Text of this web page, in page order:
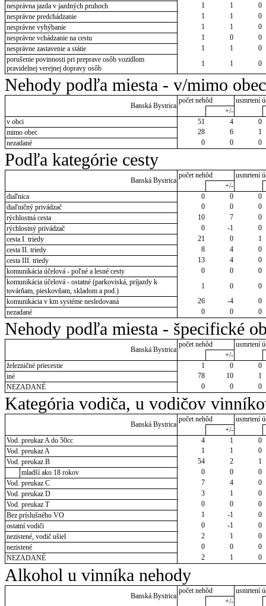
nesprávna jazda v jazdných pruhoch
1 1
0
nesprávne predchádzanie
1 1
0
nesprávne vyhýbanie
1 1
0
nesprávne vchádzanie na cestu
1 0
0
nesprávne zastavenie a státie
1 1
0
porušenie povinnosti pri preprave osôb vozidlom
pravidelnej verejnej dopravy osôb
1 1 0
Nehody podľa miesta - v/mimo obec
Banská Bystrica
počet nehôd
usmrtení
+/-
v obci
51 4
0
mimo obec
28 6
1
nezadané
0 0 0
Podľa kategórie cesty
Banská Bystrica
počet nehôd
usmrtení
+/-
diaľnica
0 0
0
diaľničný privádzač
0 0
0
rýchlostná cesta
10 7
0
rýchlostný privádzač
0 -1
0
cesta I. triedy
21 0
1
cesta II. triedy
8 4
0
cesta III. triedy
13 4
0
komunikácia účelová - poľné a lesné cesty
0 0
0
komunikácia účelová - ostatné (parkoviská, príjazdy k
továrňam, pieskovňam, skladom a pod.)
1 0
0
komunikácia v km systéme nesledovaná
26 -4
0
nezadané
0 0 0
Nehody podľa miesta - špecifické
Banská Bystrica
počet nehôd
usmrtení
+/-
železničné priecestie
1 0
0
iné
78 10
1
NEZADANÉ
0 0 0
Kategória vodiča, u vodičov
Banská Bystrica
počet nehôd
usmrtení
+/-
Vod. preukaz A do 50cc
4 1
0
Vod. preukaz A
1 1
0
Vod. preukaz B
54 2
1
mladší ako 18 rokov
0 0
0
Vod. preukaz C
7 4
0
Vod. preukaz D
3 1
0
Vod. preukaz T
0 0
0
Bez príslušného VO
1 -1
0
ostatní vodiči
0 -1
0
nezistené, vodič ušiel
2 1
0
nezistené
0 0
0
NEZADANÉ
2 1 0
Alkohol u vinníka nehody
Banská Bystrica
počet nehôd
usmrtení
+/-